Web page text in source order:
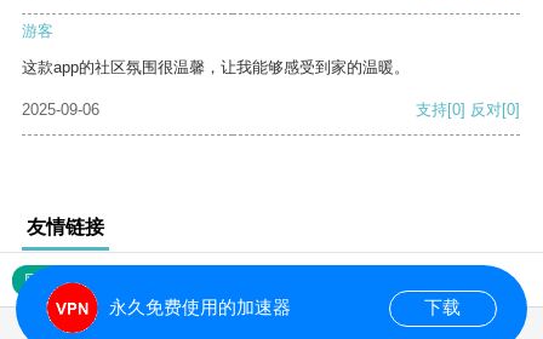
游客
这款app的社区氛围很温馨，让我能够感受到家的温暖。
2025-09-06 支持[0] 反对[0]
友情链接
网站地图
永久免费使用的加速器 下载